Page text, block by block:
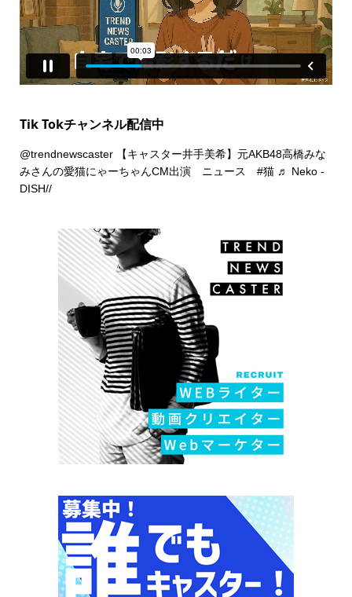
Tik Tokチャンネル配信中
@trendnewscaster【キャスター井手美希】元AKB48高橋みな
みさんの愛猫にゃーちゃんCM出演 ニュース #猫 ♬ Neko -
DISH//